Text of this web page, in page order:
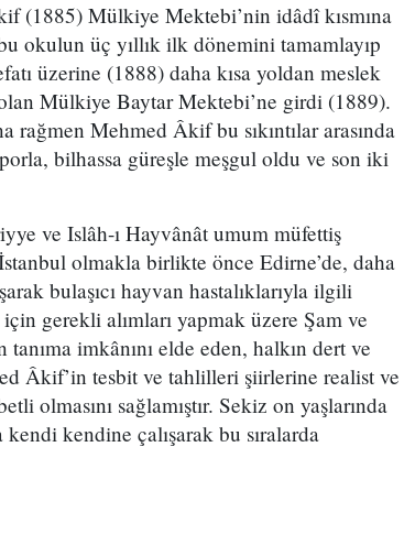
(1885) Mülkiye Mektebi’nin idâdî kısmına
okulun üç yıllık ilk dönemini tamamlayıp
üzerine (1888) daha kısa yoldan meslek
Mülkiye Baytar Mektebi’ne girdi (1889).
rağmen Mehmed Âkif bu sıkıntılar arasında
bilhassa güreşle meşgul oldu ve son iki
ve Islâh-ı Hayvânât umum müfettiş
olmakla birlikte önce Edirne’de, daha
bulaşıcı hayvan hastalıklarıyla ilgili
gerekli alımları yapmak üzere Şam ve
imkânını elde eden, halkın dert ve
Âkif’in tesbit ve tahlilleri şiirlerine realist ve
olmasını sağlamıştır. Sekiz on yaşlarında
kendi kendine çalışarak bu sıralarda